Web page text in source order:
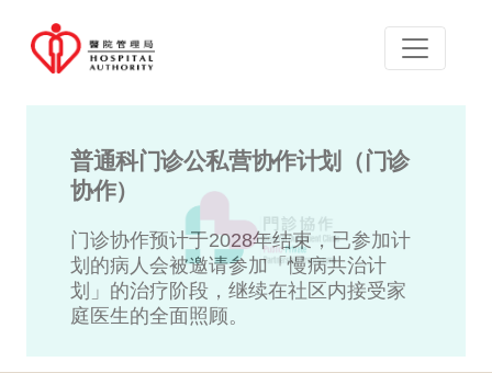
普通科门诊公私营协作计划（门诊
协作）
门诊协作预计于2028年结束，已参加计
划的病人会被邀请参加「慢病共治计
划」的治疗阶段，继续在社区内接受家
庭医生的全面照顾。